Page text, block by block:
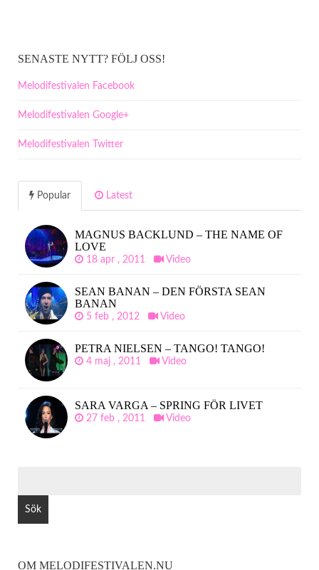
SENASTE NYTT? FÖLJ OSS!
Melodifestivalen Facebook
Melodifestivalen Google+
Melodifestivalen Twitter
Popular Latest
MAGNUS BACKLUND – THE NAME OF
LOVE
18 apr , 2011 Video
SEAN BANAN – DEN FÖRSTA SEAN
BANAN
5 feb , 2012 Video
PETRA NIELSEN – TANGO! TANGO!
4 maj , 2011 Video
SARA VARGA – SPRING FÖR LIVET
27 feb , 2011 Video
OM MELODIFESTIVALEN.NU